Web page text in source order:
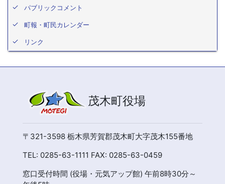
パブリックコメント
町報・町民カレンダー
リンク
茂木町役場
〒321-3598 栃木県芳賀郡茂木町大字茂木155番地
TEL: 0285-63-1111 FAX: 0285-63-0459
窓口受付時間 (役場・元気アップ館) 午前8時30分～